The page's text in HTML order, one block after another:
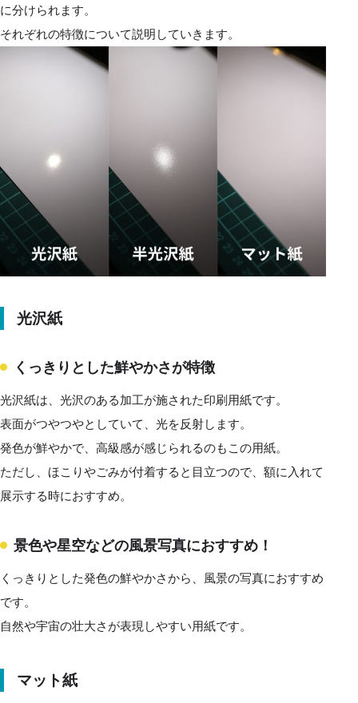
に分けられます。
それぞれの特徴について説明していきます。
光沢紙
くっきりとした鮮やかさが特徴
光沢紙は、光沢のある加工が施された印刷用紙です。
表面がつやつやとしていて、光を反射します。
発色が鮮やかで、高級感が感じられるのもこの用紙。
ただし、ほこりやごみが付着すると目立つので、額に入れて
展示する時におすすめ。
景色や星空などの風景写真におすすめ！
くっきりとした発色の鮮やかさから、風景の写真におすすめ
です。
自然や宇宙の壮大さが表現しやすい用紙です。
マット紙